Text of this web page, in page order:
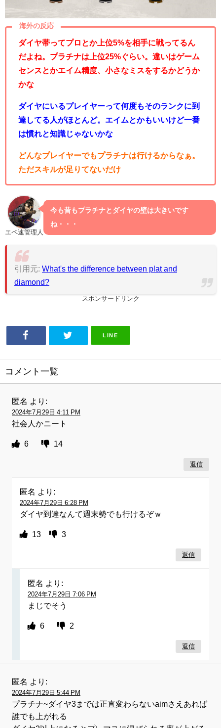
海外の反応
ダイヤ帯ってプロとか上位5%を相手に戦ってるん
だよね。プラチナは上位25%ぐらい。違いはゲーム
センスとかエイム精度、小さなミスをするかどうか
かな
ダイヤにいるプレイヤーって何度もそのランクに到
達してる人がほとんど。エイムとかもいいけど一番
は慣れと知識じゃないかな
どんなプレイヤーでもプラチナは行けるからなぁ。
ただスキルが足りてないだけ
エペ速管理人
今も昔もプラチナとダイヤの壁は大きいです
ね・・・
引用元: What's the difference between plat and
diamond?
スポンサードリンク
LINE
コメント一覧
匿名 より:
2024年7月29日 4:11 PM
社会人かニート
6 14
返信
匿名 より:
2024年7月29日 6:28 PM
ダイヤ到達なんて週末勢でも行けるぞｗ
13 3
返信
匿名 より:
2024年7月29日 7:06 PM
まじでそう
6 2
返信
匿名 より:
2024年7月29日 5:44 PM
プラチナ~ダイヤ3までは正直変わらないaimさえあれば
誰でも上がれる